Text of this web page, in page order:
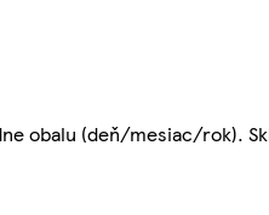
obalu (deň/mesiac/rok).